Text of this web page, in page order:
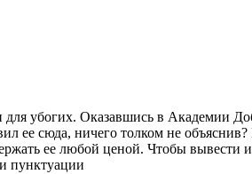
убогих. Оказавшись в Академии
ее сюда, ничего толком не
ее любой ценой. Чтобы вывести
пунктуации